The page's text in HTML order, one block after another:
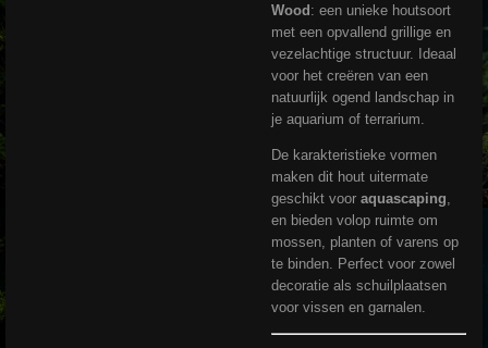
Wood : een unieke houtsoort
met een opvallend grillige en
vezelachtige structuur. Ideaal
voor het creëren van een
natuurlijk ogend landschap in
je aquarium of terrarium.
De karakteristieke vormen
maken dit hout uitermate
geschikt voor aquascaping
en bieden volop ruimte om
mossen, planten of varens op
te binden. Perfect voor zowel
decoratie als schuilplaatsen
voor vissen en garnalen.